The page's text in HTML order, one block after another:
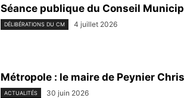
Séance publique du Conseil
DÉLIBÉRATIONS DU CM 4 juillet 2026
Métropole : le maire de Peynier
ACTUALITÉS 30 juin 2026